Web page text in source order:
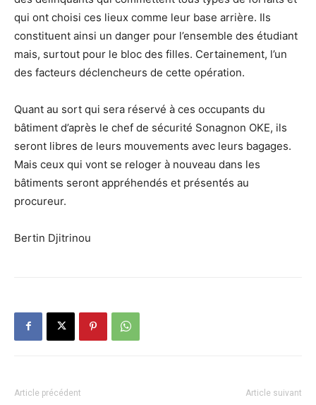
qui ont choisi ces lieux comme leur base arrière. Ils
constituent ainsi un danger pour l’ensemble des étudiant
mais, surtout pour le bloc des filles. Certainement, l’un
des facteurs déclencheurs de cette opération.
Quant au sort qui sera réservé à ces occupants du
bâtiment d’après le chef de sécurité Sonagnon OKE, ils
seront libres de leurs mouvements avec leurs bagages.
Mais ceux qui vont se reloger à nouveau dans les
bâtiments seront appréhendés et présentés au
procureur.
Bertin Djitrinou
Article précédent Article suivant